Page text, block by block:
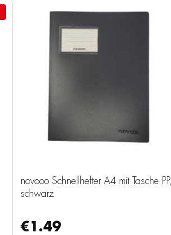
novooo Schnellhefter A4 mit Tasche PP,
schwarz
€1.49